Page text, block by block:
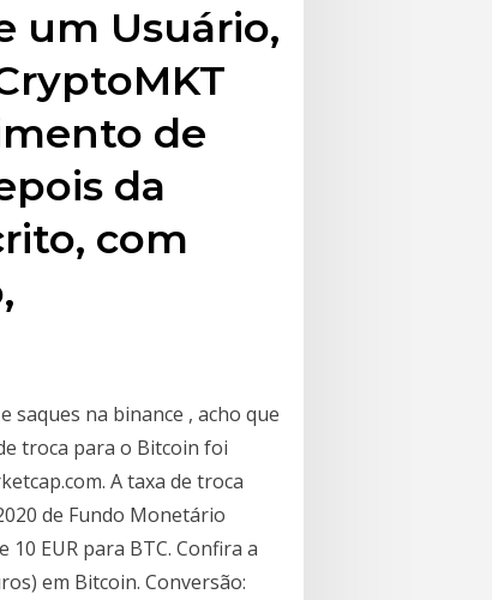
um Usuário,
de
da
com
saques na binance , acho que
troca para o Bitcoin foi
A taxa de troca
de Fundo Monetário
EUR para BTC. Confira a
em Bitcoin. Conversão: